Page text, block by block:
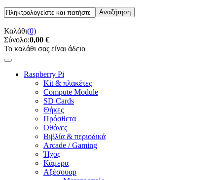
Καλάθι(0)
Σύνολο:0,00 €
Το καλάθι σας είναι άδειο
Raspberry Pi
Kit & πλακέτες
Compute Module
SD Cards
Θήκες
Πρόσθετα
Οθόνες
Βιβλία & περιοδικά
Arcade / Gaming
Ήχος
Κάμερα
Αξέσουαρ